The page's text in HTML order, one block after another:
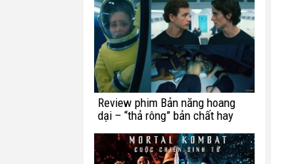
Review phim Bản năng hoang
dại – “thả rông” bản chất hay